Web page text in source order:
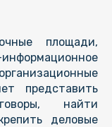
площади,
представить
найти
деловые